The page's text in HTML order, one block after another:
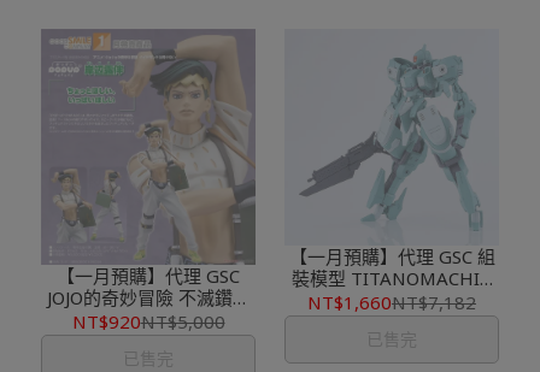
【一月預購】代理 GSC
JOJO的奇妙冒險 不滅鑽石
POP UP PARADE 岸邊露伴
NT$920NT$5,000
已售完
【一月預購】代理 GSC 組
裝模型 TITANOMACHIA
MODEROID SIDE:GR
Vector
NT$1,660NT$7,182
已售完